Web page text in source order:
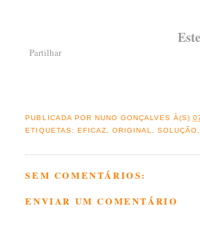
Partilhar
PUBLICADA POR NUNO GONÇALVES À(S)
ETIQUETAS: EFICAZ, ORIGINAL, SOLUÇÃO
SEM COMENTÁRIOS:
ENVIAR UM COMENTÁRIO